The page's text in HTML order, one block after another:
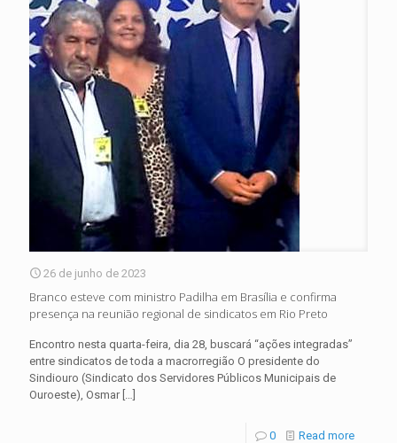
26 de junho de 2023
Branco esteve com ministro Padilha em Brasília e confirma
presença na reunião regional de sindicatos em Rio Preto
Encontro nesta quarta-feira, dia 28, buscará “ações integradas”
entre sindicatos de toda a macrorregião O presidente do
Sindiouro (Sindicato dos Servidores Públicos Municipais de
Ouroeste), Osmar[…]
0 Read more